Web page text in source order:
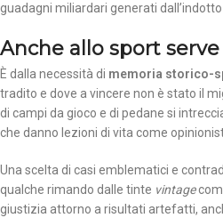
guadagni miliardari generati
Anche allo sport
È dalla necessità di memoria storico-
tradito e dove a vincere non è stato il
di campi da gioco e di pedane si
che danno lezioni di vita come
Una scelta di casi emblematici e
qualche rimando dalle tinte vintage
giustizia attorno a risultati artefatti,